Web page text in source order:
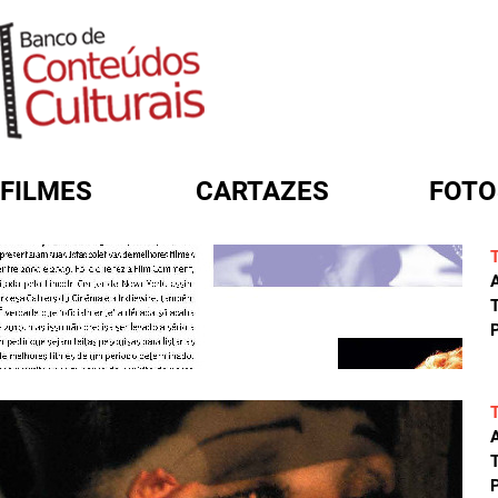
FILMES CARTAZES
FORMULÁRIO DE BUSCA